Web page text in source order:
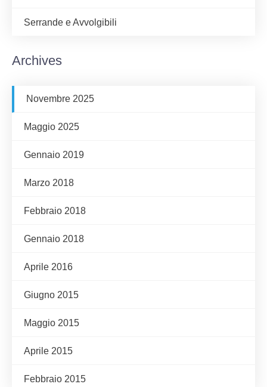
Serrande e Avvolgibili
Archives
Novembre 2025
Maggio 2025
Gennaio 2019
Marzo 2018
Febbraio 2018
Gennaio 2018
Aprile 2016
Giugno 2015
Maggio 2015
Aprile 2015
Febbraio 2015